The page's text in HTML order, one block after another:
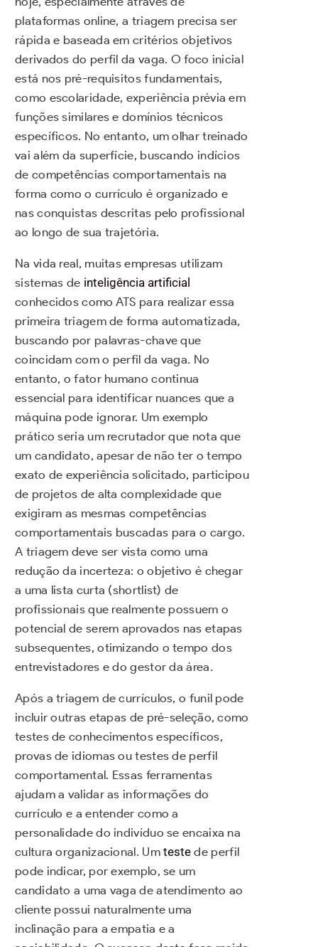
plataformas online, a triagem precisa ser
rápida e baseada em critérios objetivos
derivados do perfil da vaga. O foco inicial
está nos pré-requisitos fundamentais,
como escolaridade, experiência prévia em
funções similares e domínios técnicos
específicos. No entanto, um olhar treinado
vai além da superfície, buscando indícios
de competências comportamentais na
forma como o currículo é organizado e
nas conquistas descritas pelo profissional
ao longo de sua trajetória.
Na vida real, muitas empresas utilizam
sistemas de inteligência artificial
conhecidos como ATS para realizar essa
primeira triagem de forma automatizada,
buscando por palavras-chave que
coincidam com o perfil da vaga. No
entanto, o fator humano continua
essencial para identificar nuances que a
máquina pode ignorar. Um exemplo
prático seria um recrutador que nota que
um candidato, apesar de não ter o tempo
exato de experiência solicitado, participou
de projetos de alta complexidade que
exigiram as mesmas competências
comportamentais buscadas para o cargo.
A triagem deve ser vista como uma
redução da incerteza: o objetivo é chegar
a uma lista curta (shortlist) de
profissionais que realmente possuem o
potencial de serem aprovados nas etapas
subsequentes, otimizando o tempo dos
entrevistadores e do gestor da área.
Após a triagem de currículos, o funil pode
incluir outras etapas de pré-seleção, como
testes de conhecimentos específicos,
provas de idiomas ou testes de perfil
comportamental. Essas ferramentas
ajudam a validar as informações do
currículo e a entender como a
personalidade do indivíduo se encaixa na
cultura organizacional. Umteste de perfil
pode indicar, por exemplo, se um
candidato a uma vaga de atendimento ao
cliente possui naturalmente uma
inclinação para a empatia e a